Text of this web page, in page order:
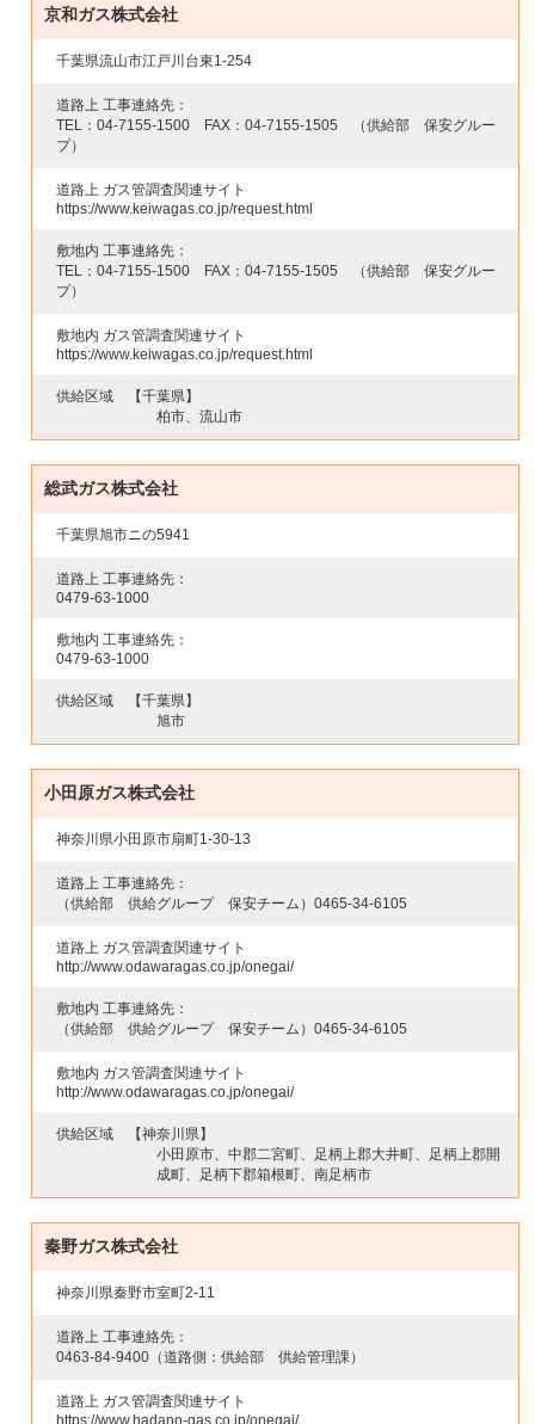
京和ガス株式会社
千葉県流山市江戸川台東1-254
道路上 工事連絡先：
TEL：04-7155-1500 FAX：04-7155-1505 （供給部 保安グルー
プ）
道路上 ガス管調査関連サイト
https://www.keiwagas.co.jp/request.html
敷地内 工事連絡先：
TEL：04-7155-1500 FAX：04-7155-1505 （供給部 保安グルー
プ）
敷地内 ガス管調査関連サイト
https://www.keiwagas.co.jp/request.html
供給区域
【千葉県】
柏市、流山市
総武ガス株式会社
千葉県旭市ニの5941
道路上 工事連絡先：
0479-63-1000
敷地内 工事連絡先：
0479-63-1000
供給区域
【千葉県】
旭市
小田原ガス株式会社
神奈川県小田原市扇町1-30-13
道路上 工事連絡先：
（供給部 供給グループ 保安チーム）0465-34-6105
道路上 ガス管調査関連サイト
http://www.odawaragas.co.jp/onegai/
敷地内 工事連絡先：
（供給部 供給グループ 保安チーム）0465-34-6105
敷地内 ガス管調査関連サイト
http://www.odawaragas.co.jp/onegai/
供給区域
【神奈川県】
小田原市、中郡二宮町、足柄上郡大井町、足柄上郡開
成町、足柄下郡箱根町、南足柄市
秦野ガス株式会社
神奈川県秦野市室町2-11
道路上 工事連絡先：
0463-84-9400 （道路側：供給部 供給管理課）
道路上 ガス管調査関連サイト
https://www.hadano-gas.co.jp/onegai/